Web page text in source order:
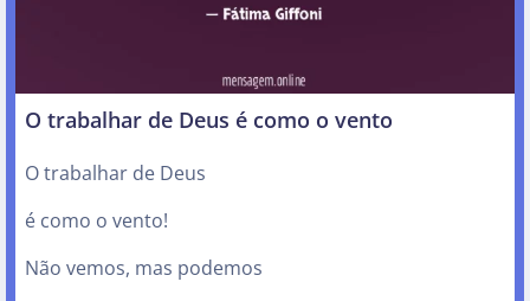
O trabalhar de Deus é como o vento
O trabalhar de Deus
é como o vento!
Não vemos, mas podemos